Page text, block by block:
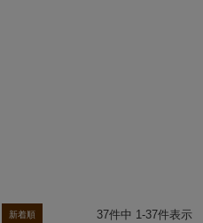
新着順 37件中 1-37件表示